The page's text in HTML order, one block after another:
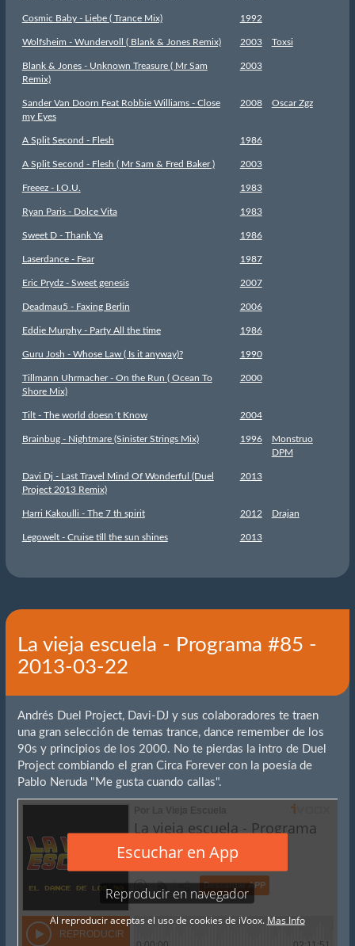
Cosmic Baby - Liebe ( Trance Mix) 1992
Wolfsheim - Wundervoll ( Blank & Jones Remix) 2003 Toxsi
Blank & Jones - Unknown Treasure ( Mr Sam
Remix)
2003
Sander Van Doorn Feat Robbie Williams - Close
my Eyes
2008 Oscar Zgz
A Split Second - Flesh 1986
A Split Second - Flesh ( Mr Sam & Fred Baker ) 2003
Freeez - I.O.U. 1983
Ryan Paris - Dolce Vita 1983
Sweet D - Thank Ya 1986
Laserdance - Fear 1987
Eric Prydz - Sweet genesis 2007
Deadmau5 - Faxing Berlin 2006
Eddie Murphy - Party All the time 1986
Guru Josh - Whose Law ( Is it anyway)? 1990
Tillmann Uhrmacher - On the Run ( Ocean To
Shore Mix)
2000
Tilt - The world doesn´t Know 2004
Brainbug - Nightmare (Sinister Strings Mix) 1996
Monstruo
DPM
Davi Dj - Last Travel Mind Of Wonderful (Duel
Project 2013 Remix)
2013
Harri Kakoulli - The 7 th spirit 2012 Drajan
Legowelt - Cruise till the sun shines 2013
La vieja escuela - Programa #85 -
2013-03-22
Andrés Duel Project, Davi-DJ y sus colaboradores te traen
una gran selección de temas trance, dance remember de los
90s y principios de los 2000. No te pierdas la intro de Duel
Project combiando el gran Circa Forever con la poesía de
Pablo Neruda "Me gusta cuando callas".